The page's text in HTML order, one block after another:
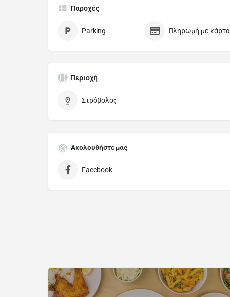
Παροχές
Parking Πληρωμή με κάρτα
Περιοχή
Στρόβολος
Ακολουθήστε μας
Facebook